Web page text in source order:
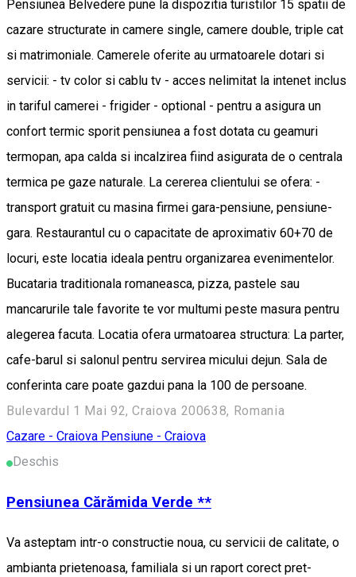
Pensiunea Belvedere pune la dispozitia turistilor 15 spatii de
cazare structurate in camere single, camere double, triple cat
si matrimoniale. Camerele oferite au urmatoarele dotari si
servicii: - tv color si cablu tv - acces nelimitat la intenet inclus
in tariful camerei - frigider - optional - pentru a asigura un
confort termic sporit pensiunea a fost dotata cu geamuri
termopan, apa calda si incalzirea fiind asigurata de o centrala
termica pe gaze naturale. La cererea clientului se ofera: -
transport gratuit cu masina firmei gara-pensiune, pensiune-
gara. Restaurantul cu o capacitate de aproximativ 60+70 de
locuri, este locatia ideala pentru organizarea evenimentelor.
Bucataria traditionala romaneasca, pizza, pastele sau
mancarurile tale favorite te vor multumi peste masura pentru
alegerea facuta. Locatia ofera urmatoarea structura: La parter,
cafe-barul si salonul pentru servirea micului dejun. Sala de
conferinta care poate gazdui pana la 100 de persoane.
Bulevardul 1 Mai 92, Craiova 200638, Romania
Cazare - Craiova Pensiune - Craiova
Deschis
Pensiunea Cărămida Verde **
Va asteptam intr-o constructie noua, cu servicii de calitate, o
ambianta prietenoasa, familiala si un raport corect pret-